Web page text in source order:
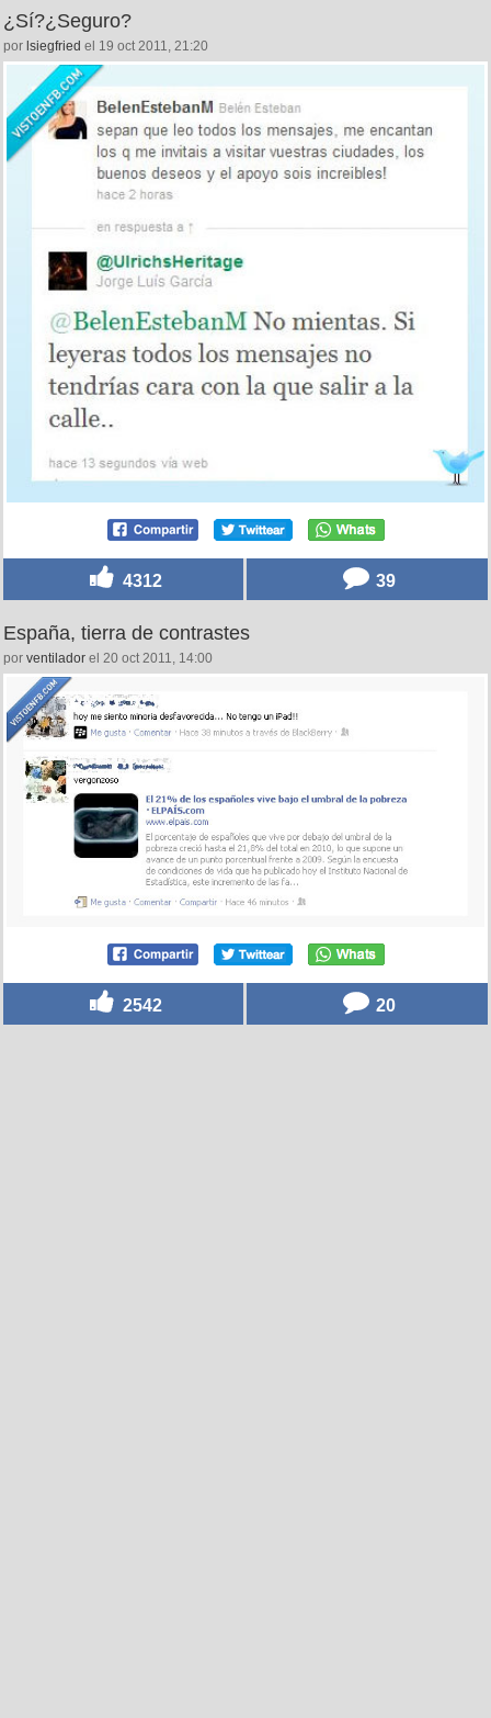
¿Sí?¿Seguro?
por lsiegfried el 19 oct 2011, 21:20
4312 39
España, tierra de contrastes
por ventilador el 20 oct 2011, 14:00
2542 20